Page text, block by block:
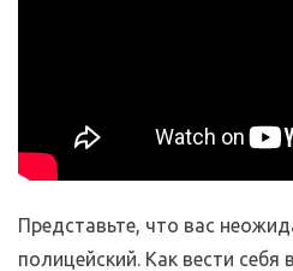
Представьте, что вас
полицейский. Как вести себя